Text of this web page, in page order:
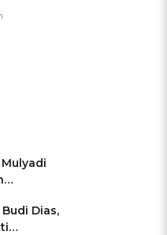
Dias,